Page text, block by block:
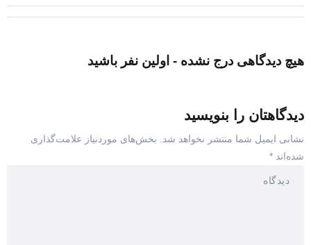
هیچ دیدگاهی درج نشده - اولین نفر باشید
دیدگاهتان را بنویسید
نشانی ایمیل شما منتشر نخواهد شد.
بخش‌های موردنیاز علامت‌گذاری
شده‌اند *